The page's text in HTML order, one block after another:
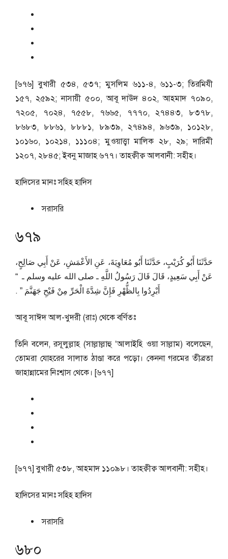
[৬৭৬] বুখারী ৫৩৪, ৫৩৭; মুসলিম ৬১১-৪, ৬১১-৩; তিরমিযী
১৫৭, ২৫৯২; নাসায়ী ৫০০, আবূ দাঊদ ৪০২, আহমাদ ৭০৯০,
৭২০৫, ৭০২৪, ৭৫৫৮, ৭৬৬৫, ৭৭৭০, ২৭৪৪৩, ৮৩৭৮,
৮৬৮৩, ৮৮৬১, ৮৮৮১, ৮৯৩৯, ২৭৪৯৪, ৯৬৩৯, ১০১২৮,
১০১৬০, ১০২১৪, ১১১০৪; মুওয়াত্ত্বা মালিক ২৮, ২৯; দারিমী
১২০৭, ২৮৪৫; ইবনু মাজাহ ৬৭৭। তাহক্বীক্ব আলবানী: সহীহ।
হাদিসের মানঃসহিহ হাদিস
সরাসরি
৬৭৯
حَدَّثَنَا أَبُو كُرَيْبٍ، حَدَّثَنَا أَبُو مُعَاوِيَةَ، عَنِ الأَعْمَشِ، عَنْ أَبِي صَالِحٍ،
عَنْ أَبِي سَعِيدٍ، قَالَ قَالَ رَسُولُ اللَّهِ ـ صلى الله عليه وسلم ـ ‏ “‏
أَبْرِدُوا بِالظُّهْرِ فَإِنَّ شِدَّةَ الْحَرِّ مِنْ فَيْحِ جَهَنَّمَ ‏”‏ ‏.‏
আবূ সাঈদ আল-খুদরী (রাঃ) থেকে বর্ণিতঃ
তিনি বলেন, রসূলুল্লাহ (সাল্লাল্লাহু ‘আলাইহি ওয়া সাল্লাম) বলেছেন,
তোমরা যোহরের সালাত ঠাণ্ডা করে পড়ো। কেননা গরমের তীব্রতা
জাহান্নামের নিঃশ্বাস থেকে। [৬৭৭]
[৬৭৭] বুখারী ৫৩৮, আহমাদ ১১০৯৮। তাহক্বীক্ব আলবানী: সহীহ।
হাদিসের মানঃসহিহ হাদিস
সরাসরি
৬৮০